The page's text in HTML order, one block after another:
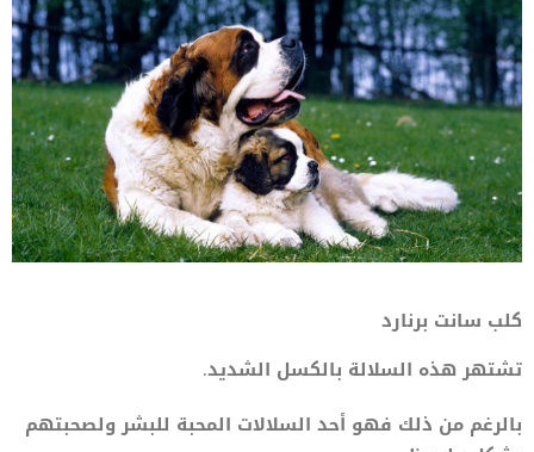
كلب سانت برنارد
تشتهر هذه السلالة بالكسل الشديد.
بالرغم من ذلك فهو أحد السلالات المحبة للبشر ولصحبتهم